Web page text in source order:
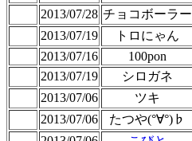
2013/07/28 チョコボーラー
2013/07/19
トロにゃん
2013/07/16
100pon
2013/07/19
シロガネ
2013/07/06
ツキ
2013/07/06
たつや(°∀°)♭